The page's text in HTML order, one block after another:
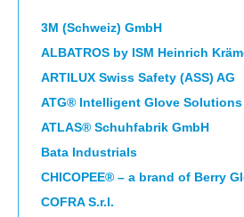
3M (Schweiz) GmbH
ALBATROS by ISM Heinrich
ARTILUX Swiss Safety (ASS) AG
ATG® Intelligent Glove Solutions
ATLAS® Schuhfabrik GmbH
Bata Industrials
CHICOPEE® – a brand of Berry
COFRA S.r.l.